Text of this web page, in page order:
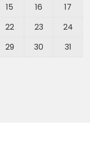
15 16
17
22 23
24
29 30 31